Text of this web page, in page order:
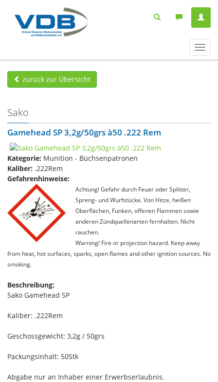
ein-/
zurück zur Übersicht
Sako
Gamehead SP 3,2g/50grs à50 .222 Rem
Kategorie: Munition - Büchsenpatronen
Kaliber: .222Rem
Gefahrenhinweise:
Achtung! Gefahr durch Feuer oder Splitter,
Spreng- und Wurfstücke. Von Hitze, heißen
Oberflächen, Funken, offenen Flammen sowie
anderen Zündquellenarten fernhalten. Nicht
rauchen.
Warning! Fire or projection hazard. Keep away
from heat, hot surfaces, sparks, open flames and other ignition sources. No
smoking.
Beschreibung:
Sako Gamehead SP
Kaliber: .222Rem
Geschossgewicht: 3,2g / 50grs
Packungsinhalt: 50Stk
Abgabe nur an Inhaber einer Erwerbserlaubnis.